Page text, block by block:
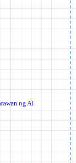
ng AI